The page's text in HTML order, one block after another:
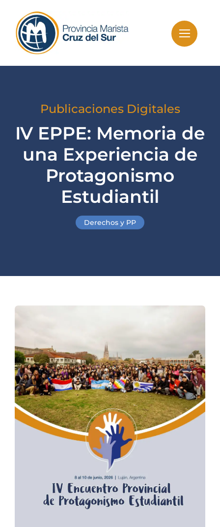
content
Publicaciones Digitales
IV EPPE: Memoria de
una Experiencia de
Protagonismo
Estudiantil
Derechos y PP